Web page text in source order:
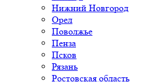
Нижний Новгород
Орел
Поволжье
Пенза
Псков
Рязань
Ростовская область